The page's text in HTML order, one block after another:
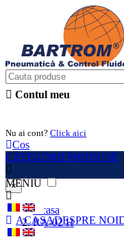
Contul meu
Nu ai cont? Click aici
Cos
CATEGORII PRODUSE
MENIU
ACASADESPRE NOI
×
Acasa
RA-02 H